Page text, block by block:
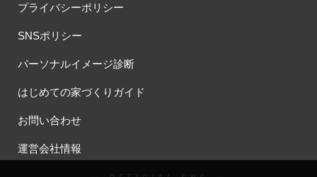
プライバシーポリシー
SNSポリシー
パーソナルイメージ診断
はじめての家づくりガイド
お問い合わせ
運営会社情報